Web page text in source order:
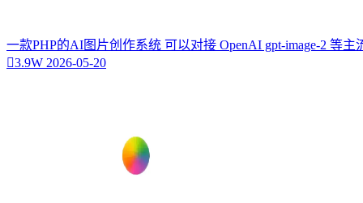
一款PHP的AI图片创作系统 可以对接 OpenAI gpt-image-2 等主
3.9W 2026-05-20